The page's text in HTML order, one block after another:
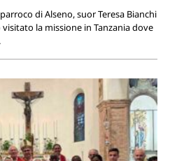
di Alseno, suor Teresa Bianchi
la missione in Tanzania dove